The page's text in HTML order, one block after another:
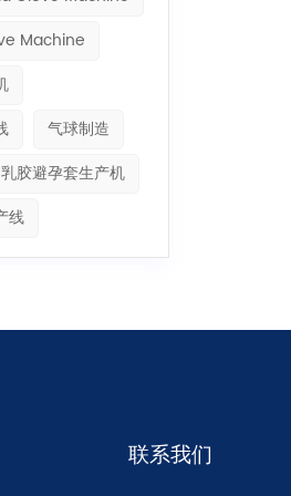
Machine
气球制造
乳胶避孕套生产机
线
联系我们